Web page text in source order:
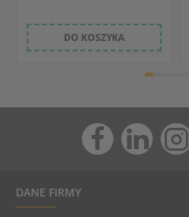
DO KOSZYKA
DANE FIRMY